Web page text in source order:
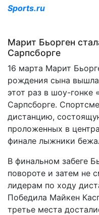
Sports.ru
Марит Бьорген
Сарпсборге
16 марта Марит
рождения сына вышла
этот раз в шоу-гонке
Сарпсборге.
дистанцию,
проложенных в
финале лыжники
В финальном забеге
повороте и затем не
лидерам по ходу
Победила Майкен
третье места